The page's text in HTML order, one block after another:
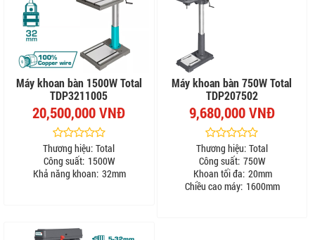
Máy khoan bàn 1500W Total
TDP3211005
20,500,000 VNĐ
Thương hiệu: Total
Công suất: 1500W
Khả năng khoan: 32mm
Máy khoan bàn 750W Total
TDP207502
9,680,000 VNĐ
Thương hiệu: Total
Công suất: 750W
Khoan tối đa: 20mm
Chiều cao máy: 1600mm